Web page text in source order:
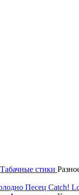
Табачные стики
Песец Catch!